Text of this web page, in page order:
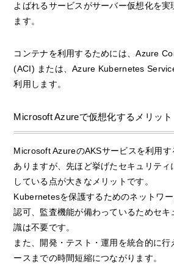
よばれるサービスがサーバー仮想化を実
ます。
コンテナを利用するためには、Azure
(ACI) または、Azure Kubernetes
利用します。
Microsoft Azureで仮想化するメリット
Microsoft AzureのAKSサービスを利用
ありますが、先ほど挙げたセキュリティ
している点が大きなメリットです。
Kubernetesを保護するためのネットワー
認可、監査機能が備わっているためセキ
識は不要です。
また、開発・テスト・運用を統合的に行
ースまでの時間短縮につながります。